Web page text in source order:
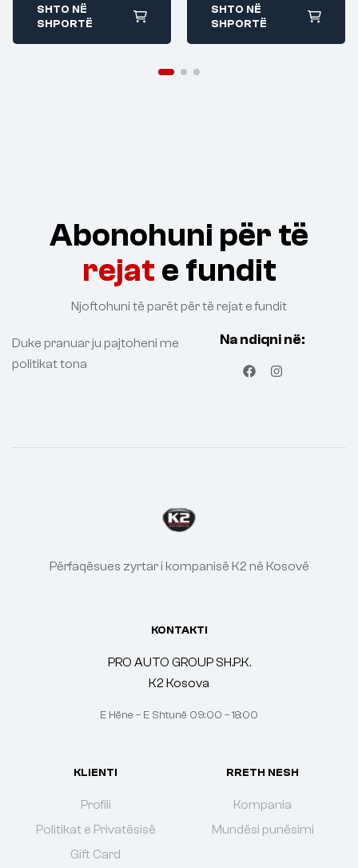
SHTO NË
SHPORTË
SHTO NË
SHPORTË
Abonohuni për të
rejat e fundit
Njoftohuni të parët për të rejat e fundit
Duke pranuar ju pajtoheni me
politikat tona
Na ndiqni në:
KONTAKTI
PRO AUTO GROUP SH.P.K.
K2 Kosova
E Hëne – E Shtunë 09:00 – 18:00
KLIENTI
Profili
Politikat e Privatësisë
Gift Card
RRETH NESH
Kompania
Mundësi punësimi
Përfaqësues zyrtar i kompanisë K2 në Kosovë